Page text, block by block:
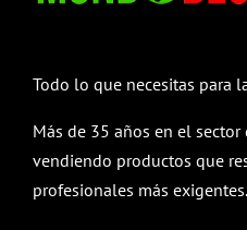
Todo lo que necesitas para
Más de 35 años en el
vendiendo productos que
profesionales más exigentes.